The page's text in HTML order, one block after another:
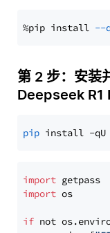
%pip install --
第 2 步：安装
Deepseek
pip install -qU
import
import os
if not